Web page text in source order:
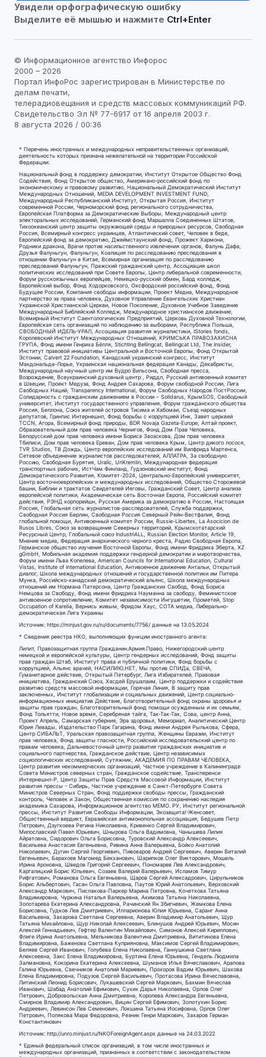
Увидели орфографическую ошибку
Выделите её мышью и нажмите Ctrl+Enter
© Информационное агентство Инфорос
2000 – 2026
Портал ИнфоРос зарегистрирован в Министерстве по
делам печати,
телерадиовещания и средств массовых коммуникаций РФ.
Свидетельство Эл № 77-6917 от 16 апреля 2003 г.
8 августа 2026 / 00:36